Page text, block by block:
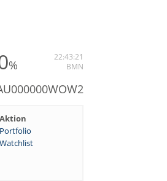
%
22:43:21
BMN
Aktion
Portfolio
Watchlist